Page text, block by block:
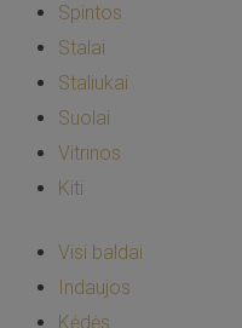
Spintos
Stalai
Staliukai
Suolai
Vitrinos
Kiti
Visi baldai
Indaujos
Kėdės